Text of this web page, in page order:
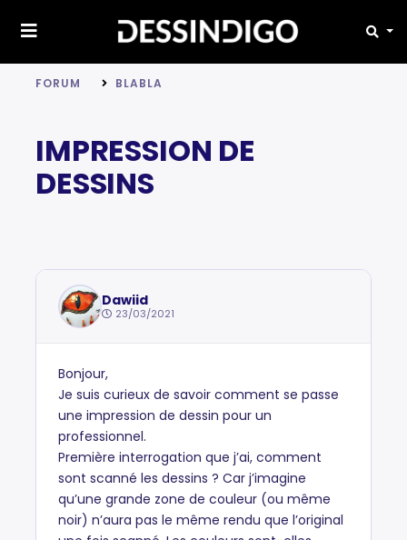
FORUM BLABLA
IMPRESSION DE
DESSINS
Dawiid
23/03/2021
Bonjour,
Je suis curieux de savoir comment se passe
une impression de dessin pour un
professionnel.
Première interrogation que j’ai, comment
sont scanné les dessins ? Car j’imagine
qu’une grande zone de couleur (ou même
noir) n’aura pas le même rendu que l’original